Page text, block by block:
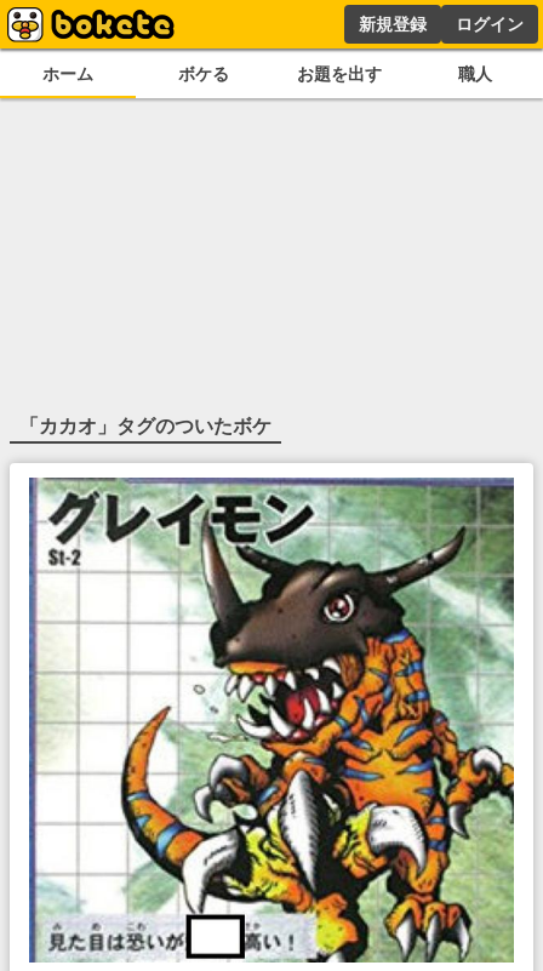
新規登録 ログイン
ホーム ボケる お題を出す 職人
「カカオ 」タグのついたボケ